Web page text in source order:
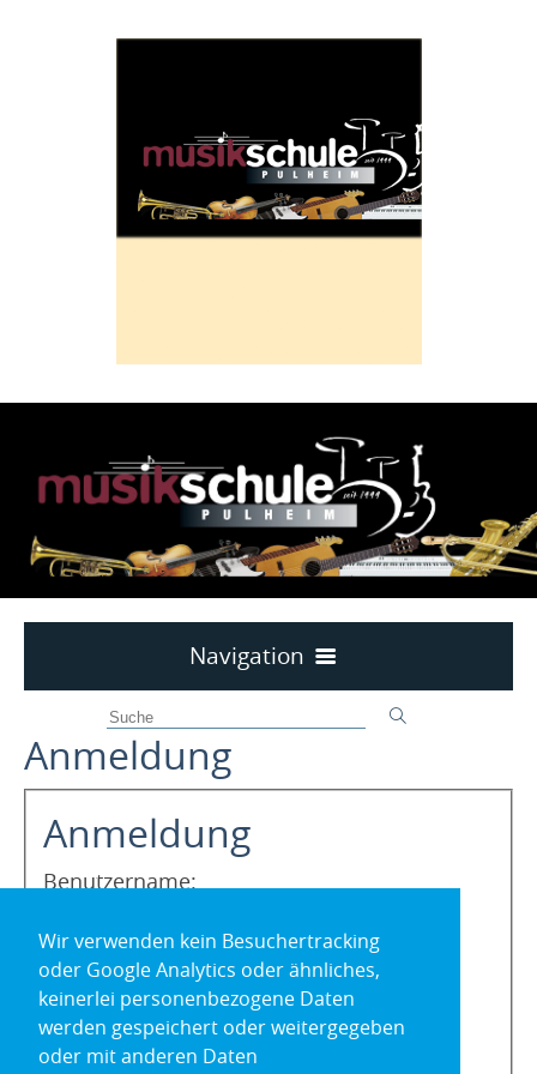
Wir verwenden kein Besuchertracking
oder Google Analytics oder ähnliches,
keinerlei personenbezogene Daten
werden gespeichert oder weitergegeben
oder mit anderen Daten
Navigation
Baby Musikmäuse 6 bis 12 Monate
12 bis 24 Monate Musikmäuse
3 bis 6 Jahre Musikalische Früherziehung
Unterricht • Kurse
Kontakt
Öffnungszeiten/Büro
Workshops
MusikCard
Sprechtraining - Stimmtraining
Preise
Anmeldung
Anmeldung
Benutzername:
Passwort:
Haben Sie Ihre Zugangsdaten vergessen?